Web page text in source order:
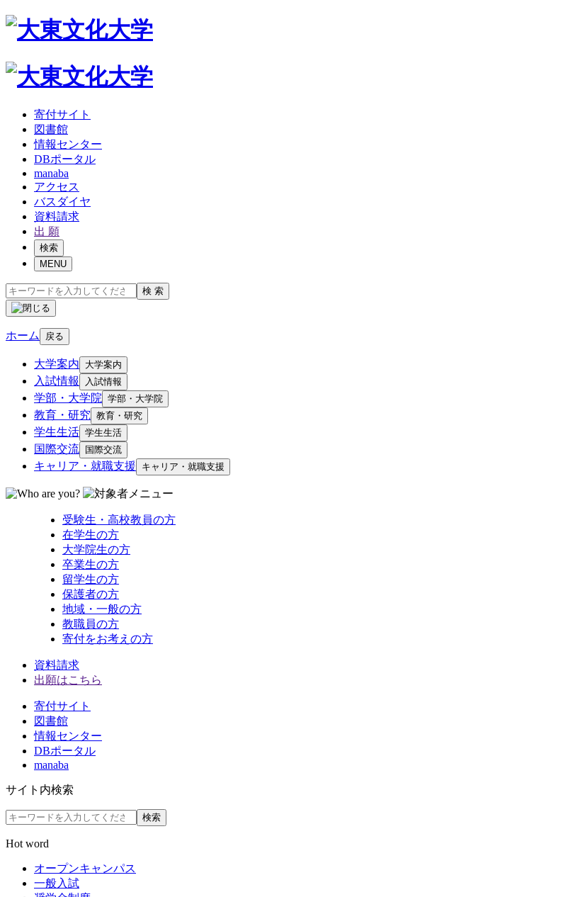
寄付サイト
図書館
情報センター
DBポータル
manaba
アクセス
バスダイヤ
資料請求
出 願
検索
MENU
検 索
ホーム 戻る
大学案内 大学案内
入試情報 入試情報
学部・大学院 学部・大学院
教育・研究 教育・研究
学生生活 学生生活
国際交流 国際交流
キャリア・就職支援 キャリア・就職支援
受験生・高校教員の方
在学生の方
大学院生の方
卒業生の方
留学生の方
保護者の方
地域・一般の方
教職員の方
寄付をお考えの方
資料請求
出願はこちら
寄付サイト
図書館
情報センター
DBポータル
manaba
サイト内検索
検索
Hot word
オープンキャンパス
一般入試